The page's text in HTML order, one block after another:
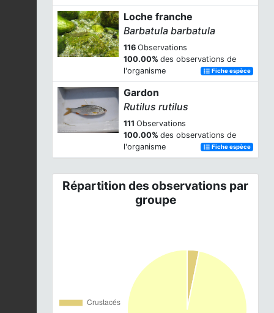
Loche franche
Barbatula barbatula
116 Observations
100.00% des observations de
l'organisme
Fiche espèce
Gardon
Rutilus rutilus
111 Observations
100.00% des observations de
l'organisme
Fiche espèce
Répartition des observations par
groupe